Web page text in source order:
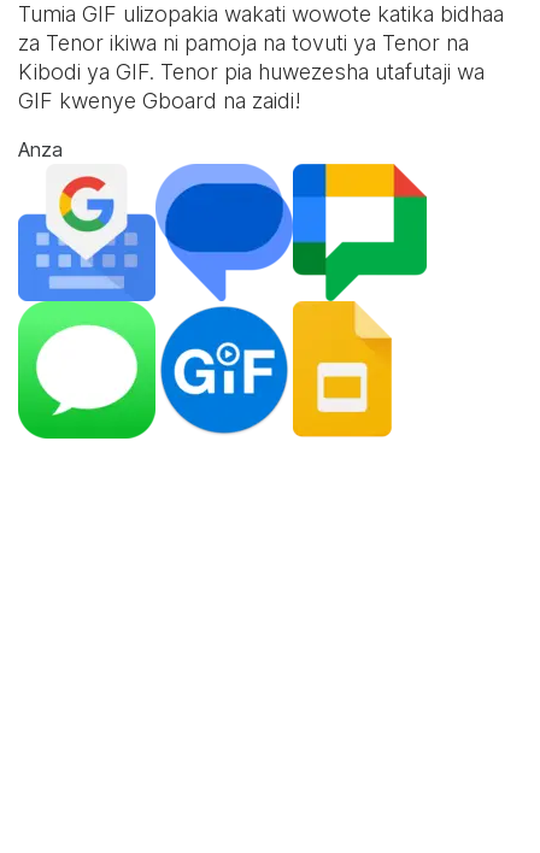
Tumia GIF ulizopakia wakati wowote katika bidhaa
za Tenor ikiwa ni pamoja na tovuti ya Tenor na
Kibodi ya GIF. Tenor pia huwezesha utafutaji wa
GIF kwenye Gboard na zaidi!
Anza